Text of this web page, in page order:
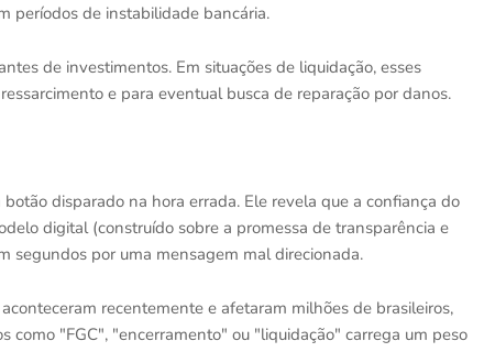
períodos de instabilidade bancária.
de investimentos. Em situações de liquidação, esses
e para eventual busca de reparação por danos.
disparado na hora errada. Ele revela que a confiança do
digital (construído sobre a promessa de transparência e
segundos por uma mensagem mal direcionada.
recentemente e afetaram milhões de brasileiros,
como "FGC", "encerramento" ou "liquidação" carrega um peso